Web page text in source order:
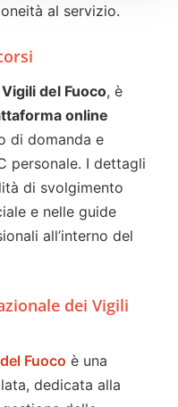
al servizio.
del Fuoco, è
online
di domanda e
personale. I dettagli
di svolgimento
e nelle guide
all’interno del
dei Vigili
Fuoco è una
dedicata alla